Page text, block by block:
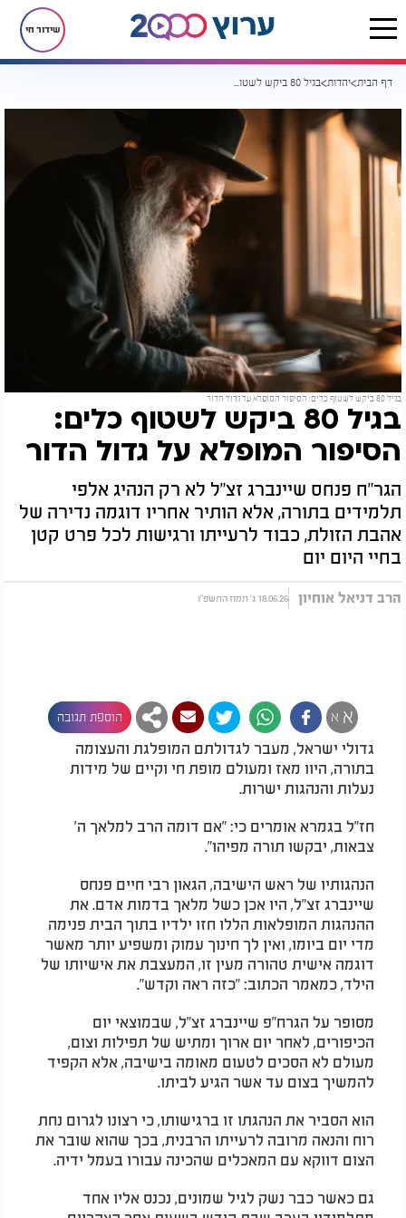
שידור חי
דף הבית יהדות בגיל 80 ביקש לשטוף כלים: הסיפור המופלא על גדול הדור
בגיל 80 ביקש לשטוף כלים: הסיפור המופלא על גדול הדור
בגיל 80 ביקש לשטוף כלים:
הסיפור המופלא על גדול הדור
הגר"ח פנחס שיינברג זצ"ל לא רק הנהיג אלפי
תלמידים בתורה, אלא הותיר אחריו דוגמה נדירה של
אהבת הזולת, כבוד לרעייתו ורגישות לכל פרט קטן
בחיי היום יום
הרב דניאל אוחיון 18.06.26 ג' תמוז התשפ"ו
א א הוספת תגובה
גדולי ישראל, מעבר לגדולתם המופלגת והעצומה
בתורה, היוו מאז ומעולם מופת חי וקיים של מידות
נעלות והנהגות ישרות.
חז"ל בגמרא אומרים כי: "אם דומה הרב למלאך ה'
צבאות, יבקשו תורה מפיהו".
הנהגותיו של ראש הישיבה, הגאון רבי חיים פנחס
שיינברג זצ"ל, היו אכן כשל מלאך בדמות אדם. את
ההנהגות המופלאות הללו חזו ילדיו בתוך הבית פנימה
מדי יום ביומו, ואין לך חינוך עמוק ומשפיע יותר מאשר
דוגמה אישית טהורה מעין זו, המעצבת את אישיותו של
הילד, כמאמר הכתוב: "כזה ראה וקדש".
מסופר על הגרח"פ שיינברג זצ"ל, שבמוצאי יום
הכיפורים, לאחר יום ארוך ומתיש של תפילות וצום,
מעולם לא הסכים לטעום מאומה בישיבה, אלא הקפיד
להמשיך בצום עד אשר הגיע לביתו.
הוא הסביר את הנהגתו זו ברגישותו, כי רצונו לגרום נחת
רוח והנאה מרובה לרעייתו הרבנית, בכך שהוא שובר את
הצום דווקא עם המאכלים שהכינה עבורו בעמל ידיה.
גם כאשר כבר נשק לגיל שמונים, נכנס אליו אחד